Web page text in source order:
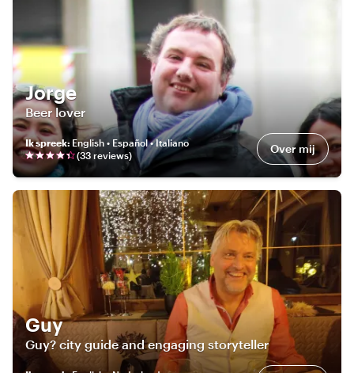
Jorge
Beer lover
Ik spreek: English • Español • Italiano
(33 reviews) Over mij
Guy
Guy? city guide and engaging storyteller